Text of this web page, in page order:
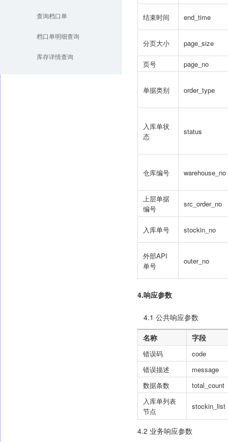
查询档口单
档口单明细查询
库存详情查询
结束时间 end_time
分页大小 page_size
页号 page_no
单据类别 order_type
入库单状
态
status
仓库编号 warehouse_no
上层单据
编号
src_order_no
入库单号 stockin_no
外部API
单号
outer_no
4.响应参数
4.1 公共响应参数
名称
字段
错误码
code
错误描述
message
数据条数
total_count
入库单列表
节点
stockin_list
4.2 业务响应参数